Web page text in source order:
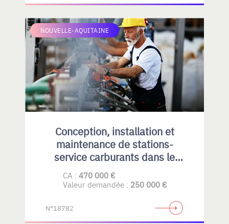
NOUVELLE-AQUITAINE
Conception, installation et
maintenance de stations-
service carburants dans le
Privatif et collectivités
CA : 470 000 €
Valeur demandée : 250 000 €
N°18782